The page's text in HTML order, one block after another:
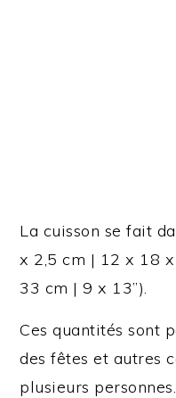
La cuisson se fait
x 2,5 cm | 12 x 18
33 cm | 9 x 13”).
Ces quantités sont
des fêtes et autres
plusieurs